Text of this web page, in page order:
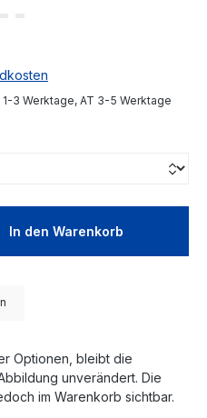
3 Werktage, AT 3-5 Werktage
den
In den Warenkorb
Optionen, bleibt die
unverändert. Die
im Warenkorb sichtbar.